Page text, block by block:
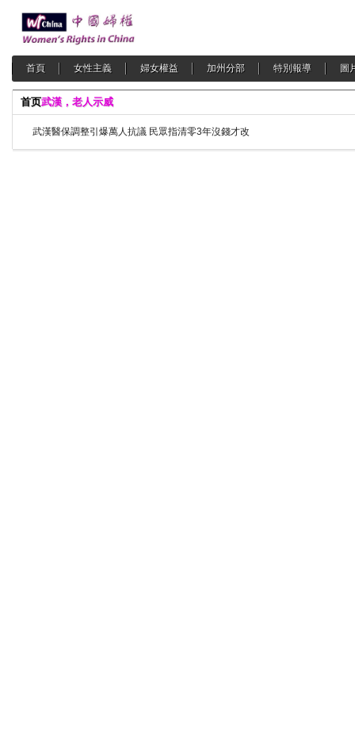
首頁 女性主義 婦女權益 加州分部 特別報導 圖
首页武漢，老人示威
武漢醫保調整引爆萬人抗議 民眾指清零3年沒錢才改